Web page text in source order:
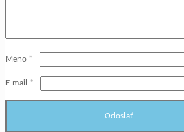
Meno *
E-mail *